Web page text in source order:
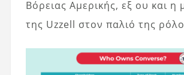
Βόρειας Αμερικής, εξ ου και η
της Uzzell στον παλιό της